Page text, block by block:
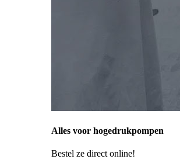
Alles voor hogedrukpompen
Bestel ze direct online!